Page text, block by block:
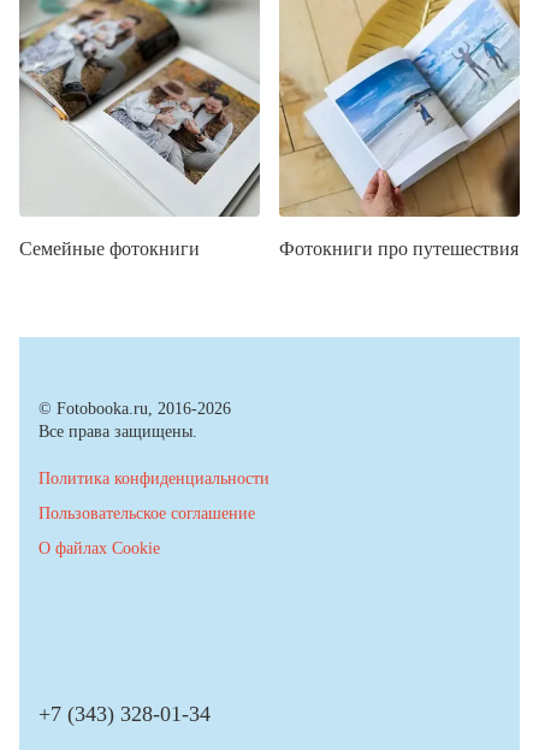
Семейные фотокниги Фотокниги про путешествия
© Fotobooka.ru, 2016-2026
Все права защищены.
Политика конфиденциальности
Пользовательское соглашение
О файлах Cookie
+7 (343) 328-01-34